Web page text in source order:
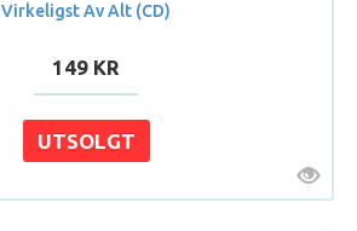
Virkeligst Av Alt (CD)
149 KR